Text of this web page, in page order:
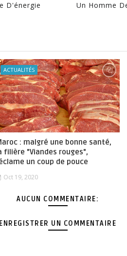
D'énergie
Un Homme
ACTUALITÉS
: malgré une bonne santé,
filière "Viandes rouges",
un coup de pouce
Oct 19, 2020
AUCUN COMMENTAIRE:
ENREGISTRER UN COMMENTAIRE